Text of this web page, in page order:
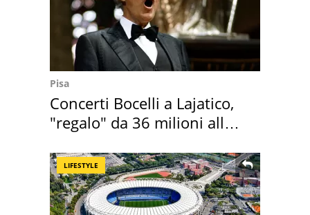
Pisa
Concerti Bocelli a Lajatico,
"regalo" da 36 milioni alla
LIFESTYLE